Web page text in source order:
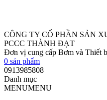
CÔNG TY CỔ PHẦN SẢN
PCCC THÀNH ĐẠT
Đơn vị cung cấp Bơm và Thiết
0 sản phẩm
0913985808
Danh mục
MENUMENU